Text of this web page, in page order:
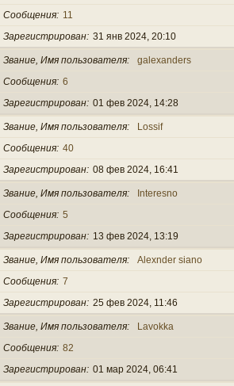
Сообщения
11
Зарегистрирован 31 янв 2024, 20:10
Звание, Имя пользователя
galexanders
Сообщения 6
Зарегистрирован 01 фев 2024, 14:28
Звание, Имя пользователя
Lossif
Сообщения 40
Зарегистрирован 08 фев 2024, 16:41
Звание, Имя пользователя
Interesno
Сообщения 5
Зарегистрирован
13 фев 2024, 13:19
Звание, Имя пользователя
Alexnder siano
Сообщения 7
Зарегистрирован 25 фев 2024, 11:46
Звание, Имя пользователя
Lavokka
Сообщения 82
Зарегистрирован 01 мар 2024, 06:41